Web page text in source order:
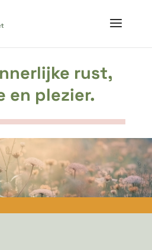
rust,
en plezier.